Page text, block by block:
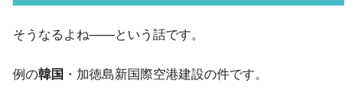
言。
『Money1』
韓国は「中国と同じく」投資に不適格な国
そうなるよね――という話です。
例の韓国 ・加徳島新国際空港建設の件です。